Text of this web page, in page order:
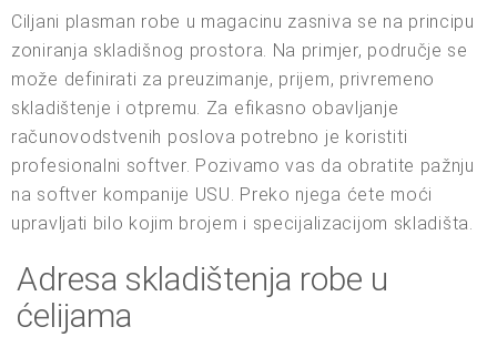
Ciljani plasman robe u magacinu zasniva se na principu
zoniranja skladišnog prostora. Na primjer, područje se
može definirati za preuzimanje, prijem, privremeno
skladištenje i otpremu. Za efikasno obavljanje
računovodstvenih poslova potrebno je koristiti
profesionalni softver. Pozivamo vas da obratite pažnju
na softver kompanije USU. Preko njega ćete moći
upravljati bilo kojim brojem i specijalizacijom skladišta.
Adresa skladištenja robe u
ćelijama